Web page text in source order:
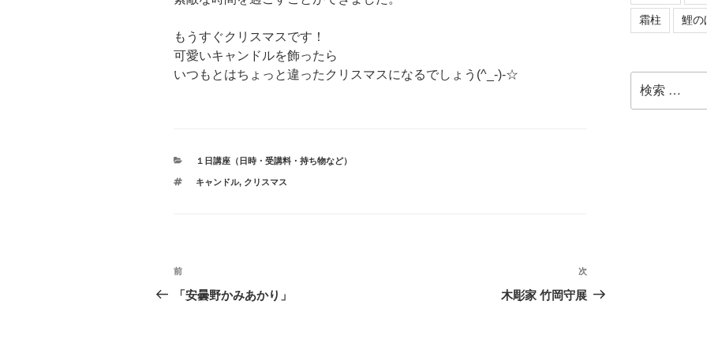
もうすぐクリスマスです！
可愛いキャンドルを飾ったら
いつもとはちょっと違ったクリスマスになるでしょう(^_-)-☆
カ
ゴ
１日講座（日時・受講料・持ち物など）
タ
キャンドル, クリスマス
投
稿
過
去
前
「安曇野かみあかり」
の
次
木彫家 竹岡守展
霜柱 鯉の
索: